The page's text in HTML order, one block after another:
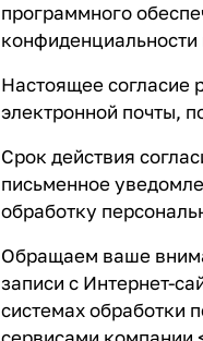
программного
Настоящее согласие
электронной почты,
Срок действия
письменное
обработку
Обращаем ваше
записи с Интернет-
системах обработки